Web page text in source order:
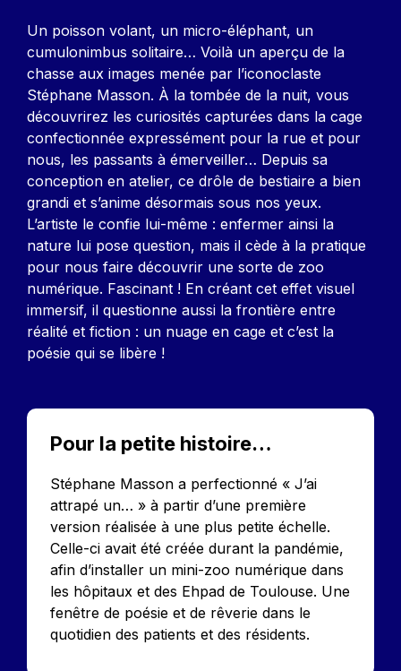
Contenu
Un poisson volant, un micro-éléphant, un
cumulonimbus solitaire… Voilà un aperçu de la
chasse aux images menée par l’iconoclaste
Stéphane Masson. À la tombée de la nuit, vous
découvrirez les curiosités capturées dans la cage
confectionnée expressément pour la rue et pour
nous, les passants à émerveiller… Depuis sa
conception en atelier, ce drôle de bestiaire a bien
grandi et s’anime désormais sous nos yeux.
L’artiste le confie lui-même : enfermer ainsi la
nature lui pose question, mais il cède à la pratique
pour nous faire découvrir une sorte de zoo
numérique. Fascinant ! En créant cet effet visuel
immersif, il questionne aussi la frontière entre
réalité et fiction : un nuage en cage et c’est la
poésie qui se libère !
Pour la petite histoire…
Stéphane Masson a perfectionné « J’ai
attrapé un… » à partir d’une première
version réalisée à une plus petite échelle.
Celle-ci avait été créée durant la pandémie,
afin d’installer un mini-zoo numérique dans
les hôpitaux et des Ehpad de Toulouse. Une
fenêtre de poésie et de rêverie dans le
quotidien des patients et des résidents.